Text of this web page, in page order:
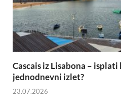
Cascais iz Lisabona – isplati
jednodnevni izlet?
23.07.2026